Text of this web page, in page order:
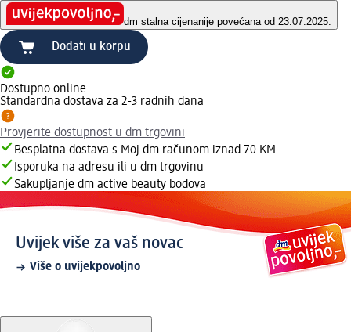
dm stalna cijenanije povećana od 23.07.2025.
Dodati u korpu
Dostupno online
Standardna dostava za 2-3 radnih dana
Provjerite dostupnost u dm trgovini
Besplatna dostava s Moj dm računom iznad 70 KM
Isporuka na adresu ili u dm trgovinu
Sakupljanje dm active beauty bodova
Uvijek više za vaš novac
Više o uvijekpovoljno